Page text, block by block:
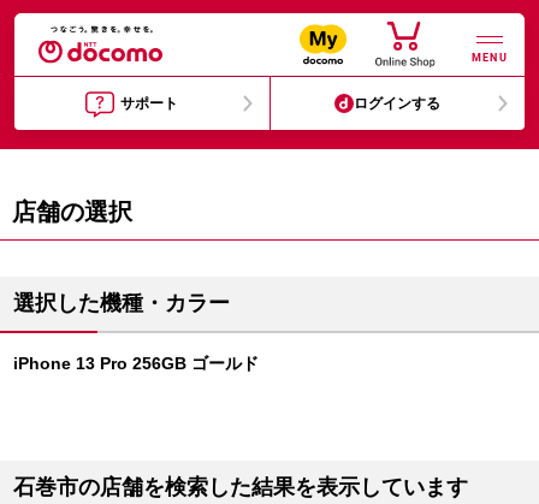
MENU
サポート ログインする
店舗の選択
選択した機種・カラー
iPhone 13 Pro 256GB ゴールド
石巻市の店舗を検索した結果を表示しています